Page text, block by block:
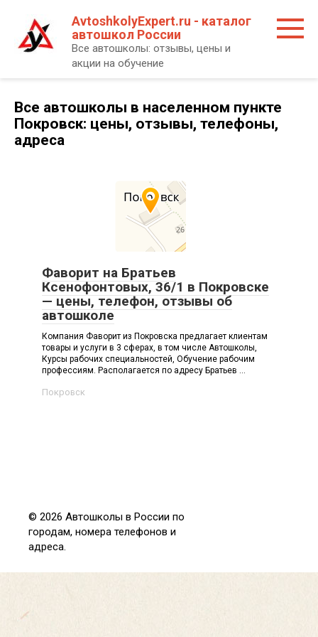
контенту
AvtoshkolyExpert.ru - каталог
автошкол России
Все автошколы: отзывы, цены и
акции на обучение
Все автошколы в населенном пункте
Покровск: цены, отзывы, телефоны,
адреса
Фаворит на Братьев
Ксенофонтовых, 36/1 в Покровске
— цены, телефон, отзывы об
автошколе
Компания Фаворит из Покровска предлагает клиентам
товары и услуги в 3 сферах, в том числе Автошколы,
Курсы рабочих специальностей, Обучение рабочим
профессиям. Располагается по адресу Братьев ...
Покровск
© 2026 Автошколы в России по
городам, номера телефонов и
адреса.